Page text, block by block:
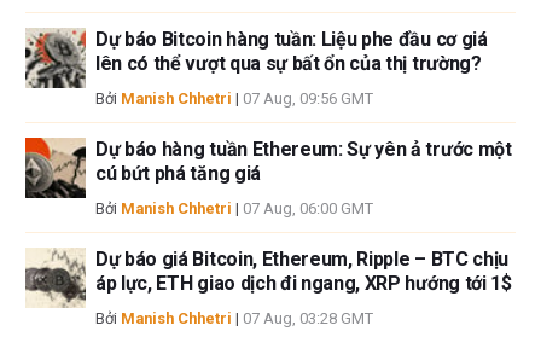
Dự báo Bitcoin hàng tuần: Liệu phe đầu cơ giá
lên có thể vượt qua sự bất ổn của thị trường?
Bởi Manish Chhetri | 07 Aug, 09:56 GMT
Dự báo hàng tuần Ethereum: Sự yên ả trước một
cú bứt phá tăng giá
Bởi Manish Chhetri | 07 Aug, 06:00 GMT
Dự báo giá Bitcoin, Ethereum, Ripple – BTC chịu
áp lực, ETH giao dịch đi ngang, XRP hướng tới 1$
Bởi Manish Chhetri | 07 Aug, 03:28 GMT